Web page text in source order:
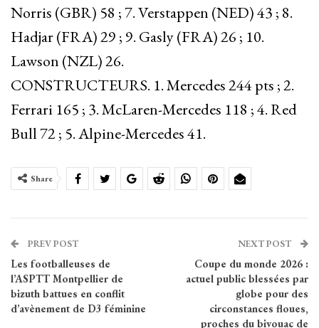
Norris (GBR) 58 ; 7. Verstappen (NED) 43 ; 8.
Hadjar (FRA) 29 ; 9. Gasly (FRA) 26 ; 10.
Lawson (NZL) 26.
CONSTRUCTEURS. 1. Mercedes 244 pts ; 2.
Ferrari 165 ; 3. McLaren-Mercedes 118 ; 4. Red
Bull 72 ; 5. Alpine-Mercedes 41.
Share
PREV POST
Les footballeuses de
l’ASPTT Montpellier de
bizuth battues en conflit
d’avènement de D3 féminine
NEXT POST
Coupe du monde 2026 :
actuel public blessées par
globe pour des
circonstances floues,
proches du bivouac de